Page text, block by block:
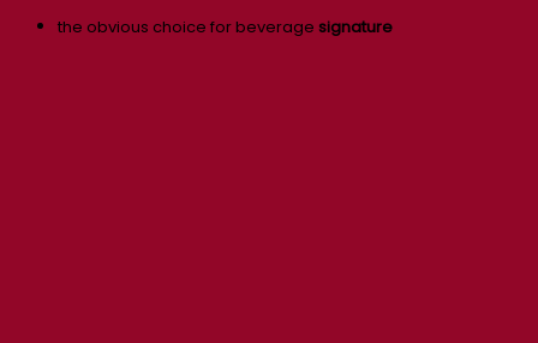
the obvious choice for beverage signature